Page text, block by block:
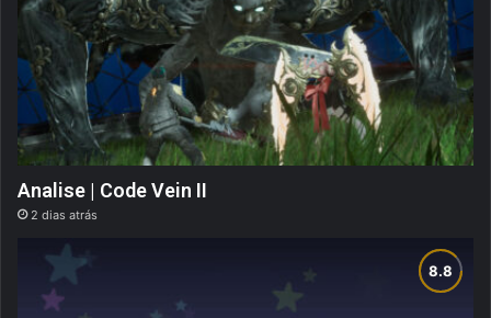
Analise | Code Vein II
2 dias atrás